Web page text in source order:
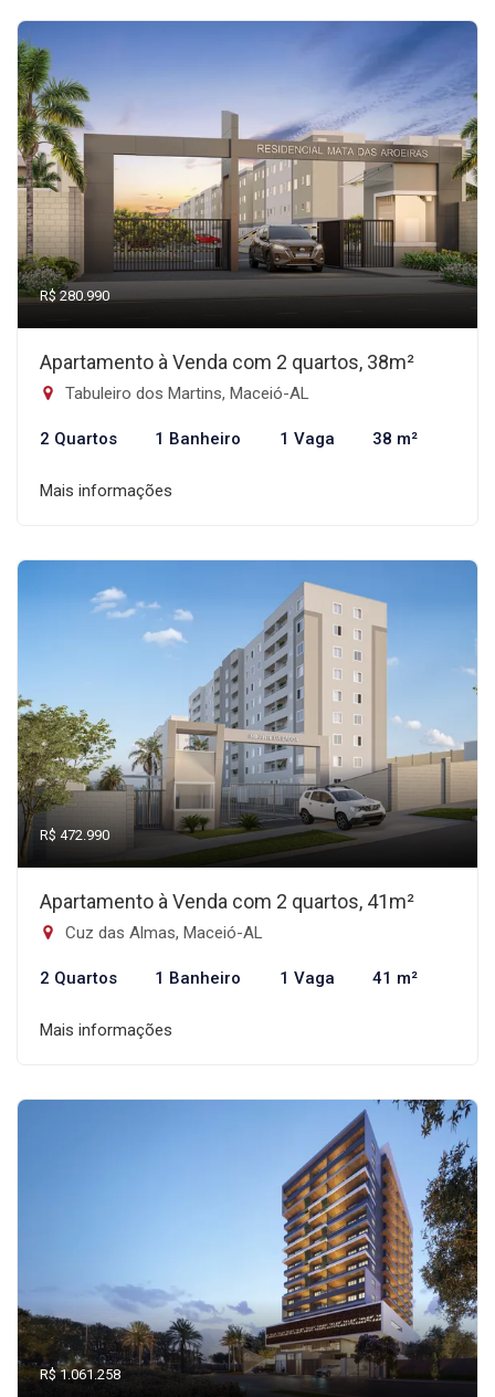
R$ 280.990
Apartamento à Venda com 2 quartos, 38m²
Tabuleiro dos Martins, Maceió-AL
2 Quartos 1 Banheiro 1 Vaga 38 m²
Mais informações
R$ 472.990
Apartamento à Venda com 2 quartos, 41m²
Cuz das Almas, Maceió-AL
2 Quartos 1 Banheiro 1 Vaga 41 m²
Mais informações
R$ 1.061.258